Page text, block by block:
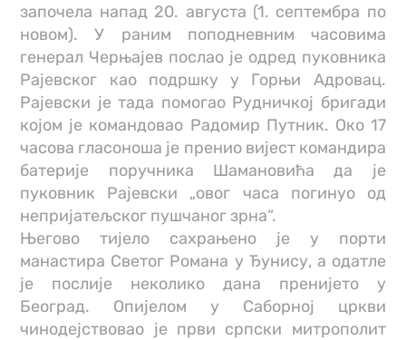
започела напад 20. августа (1. септембра по
новом). У раним поподневним часовима
генерал Черњајев послао је одред пуковника
Рајевског као подршку у Горњи Адровац.
Рајевски је тада помогао Рудничкој бригади
којом је командовао Радомир Путник. Око 17
часова гласоноша је пренио вијест командира
батерије поручника Шамановића да је
пуковник Рајевски „овог часа погинуо од
непријатељског пушчаног зрна“.
Његово тијело сахрањено је у порти
манастира Светог Романа у Ђунису, а одатле
је послије неколико дана пренијето у
Београд. Опијелом у Саборној цркви
чинодејствовао је први српски митрополит